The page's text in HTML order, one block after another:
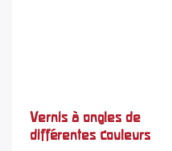
Vernis à ongles de
différentes couleurs